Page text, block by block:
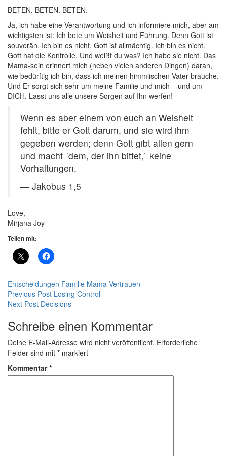
BETEN. BETEN. BETEN.
Ja, ich habe eine Verantwortung und ich informiere mich, aber am
wichtigsten ist: Ich bete um Weisheit und Führung. Denn Gott ist
souverän. Ich bin es nicht. Gott ist allmächtig. Ich bin es nicht.
Gott hat die Kontrolle. Und weißt du was? Ich habe sie nicht. Das
Mama-sein erinnert mich (neben vielen anderen Dingen) daran,
wie bedürftig ich bin, dass ich meinen himmlischen Vater brauche.
Und Er sorgt sich sehr um meine Familie und mich – und um
DICH. Lasst uns alle unsere Sorgen auf Ihn werfen!
Wenn es aber einem von euch an Weisheit
fehlt, bitte er Gott darum, und sie wird ihm
gegeben werden; denn Gott gibt allen gern
und macht ´dem, der ihn bittet,` keine
Vorhaltungen.
— Jakobus 1,5
Love,
Mirjana Joy
Teilen mit:
Entscheidungen Familie Mama Vertrauen
Beitragsnavigation
Previous Post Losing Control
Next Post Decisions
Schreibe einen Kommentar
Deine E-Mail-Adresse wird nicht veröffentlicht. Erforderliche
Felder sind mit * markiert
Kommentar*